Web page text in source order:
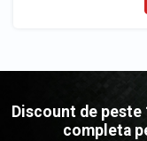
Discount de peste
completa